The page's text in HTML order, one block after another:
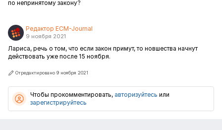
по непринятому закону?
Редактор ECM-Journal
9 ноября 2021
Лариса, речь о том, что если закон примут, то новшества начнут
действовать уже после 15 ноября.
Отредактировано 9 ноября 2021
Чтобы прокомментировать, авторизуйтесь или
зарегистрируйтесь